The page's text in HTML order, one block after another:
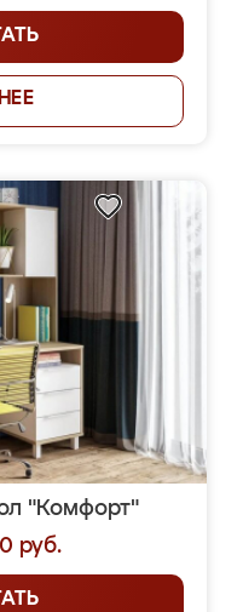
"Комфорт"
руб.